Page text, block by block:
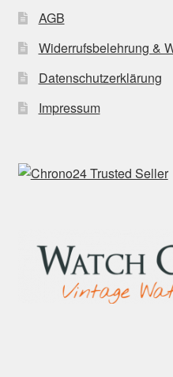
AGB
Widerrufsbelehrung &
Datenschutzerklärung
Impressum